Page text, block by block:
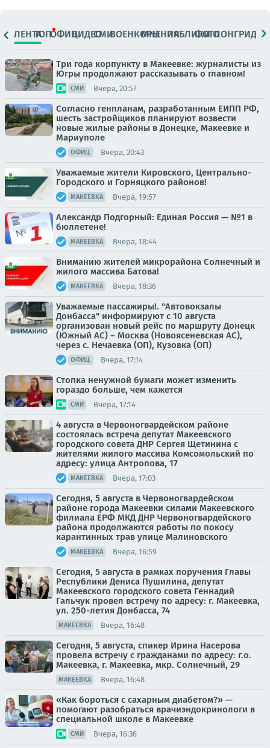
ЛЕНТАТОПОФИЦ.ВИДЕОСМИВОЕНКОРЫМНЕНИЯПАБЛИКИ
ФОТОЛОНГРИДЫ
Три года корпункту в Макеевке: журналисты из
Югры продолжают рассказывать о главном!
СМИ Вчера, 20:57
Согласно генпланам, разработанным ЕИПП РФ,
шесть застройщиков планируют возвести
новые жилые районы в Донецке, Макеевке и
Мариуполе
ОФИЦ. Вчера, 20:43
Уважаемые жители Кировского, Центрально-
Городского и Горняцкого районов!
МАКЕЕВКА Вчера, 19:57
Александр Подгорный: Единая Россия — №1 в
бюллетене!
МАКЕЕВКА Вчера, 18:44
Вниманию жителей микрорайона Солнечный и
жилого массива Батова!
МАКЕЕВКА Вчера, 18:36
Уважаемые пассажиры!. "Автовокзалы
Донбасса" информируют с 10 августа
организован новый рейс по маршруту Донецк
(Южный АС) – Москва (Новоясеневская АС),
через с. Нечаевка (ОП), Кузовка (ОП)
ОФИЦ. Вчера, 17:14
Стопка ненужной бумаги может изменить
гораздо больше, чем кажется
СМИ Вчера, 17:14
4 августа в Червоногвардейском районе
состоялась встреча депутат Макеевского
городского совета ДНР Сергея Щетинина с
жителями жилого массива Комсомольский по
адресу: улица Антропова, 17
МАКЕЕВКА Вчера, 17:03
Сегодня, 5 августа в Червоногвардейском
районе города Макеевки силами Макеевского
филиала ЕРФ МКД ДНР Червоногвардейского
района продолжаются работы по покосу
карантинных трав улице Малиновского
МАКЕЕВКА Вчера, 16:59
Сегодня, 5 августа в рамках поручения Главы
Республики Дениса Пушилина, депутат
Макеевского городского совета Геннадий
Гальчук провел встречу по адресу: г. Макеевка,
ул. 250-летия Донбасса, 74
МАКЕЕВКА Вчера, 16:48
Сегодня, 5 августа, спикер Ирина Насерова
провела встречу с гражданами по адресу: г.о.
Макеевка, г. Макеевка, мкр. Солнечный, 29
МАКЕЕВКА Вчера, 16:48
«Как бороться с сахарным диабетом?» —
помогают разобраться врачиэндокринологи в
специальной школе в Макеевке
СМИ Вчера, 16:36